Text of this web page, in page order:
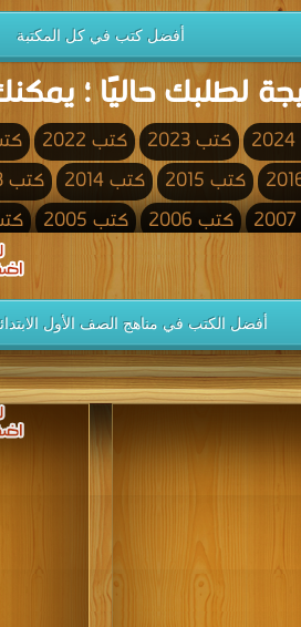
أفضل كتب في كل المكتبة
لطلبك حاليًا ؛
كتب 2023 كتب 2022 كتب
كتب 2015 كتب 2014 كتب 2013
كتب 2006 كتب 2005 كتب
كتب 1998 كتب 1997 كتب 1996
كتب 1989 كتب 1988 كتب 1987
كتب 1980 كتب 1979 كتب 1978
كتب 1971 كتب 1970 كتب 1969
كتب 1961 كتب 1960
كتب 1953 كتب 1952 كتب 1951
كتب 1926 كتب 1925
أفضل الكتب في مناهج الصف الأول